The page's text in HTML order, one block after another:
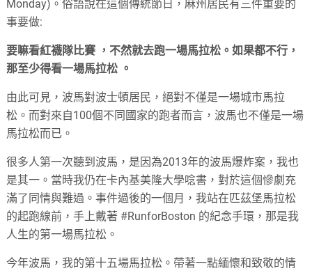
Monday)。俗語說在這個傳統節日，麻州居民有三件重要的
事要做:
要嘛看紅襪隊比賽 ，不然就去跑一場馬拉松。如果都不行，
那至少得看一場馬拉松 。
由此可見，波馬對波士頓居民，絕對不僅是一場城市馬拉
松。而對來自100個不同國家的跑者而言，波馬也不僅是一場
馬拉松而已。
很多人第一次聽到波馬，是因為2013年的波馬爆炸案，我也
是其一。當時我仍在卡內基美隆大學唸書，對於這個慘劇充
滿了同情與難過。事件過後的一個月，我站在匹茲堡馬拉松
的起跑線前，手上戴著 #RunforBoston 的紀念手環，那是我
人生的第一場馬拉松。
今年波馬，我的第十五場馬拉松。帶著一點緬懷和致敬的情